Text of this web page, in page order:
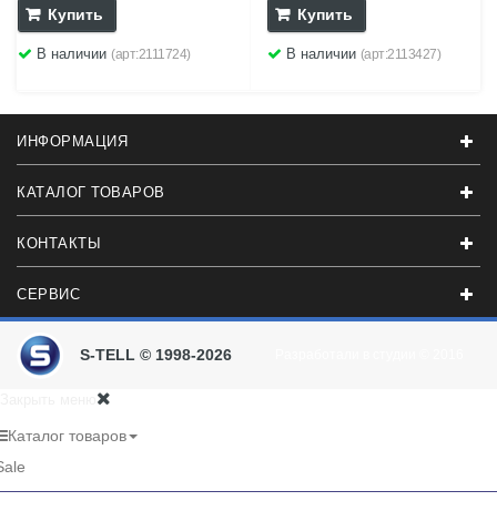
Купить
В наличии (арт:2111724)
Купить
В наличии (арт:2113427)
ИНФОРМАЦИЯ
КАТАЛОГ ТОВАРОВ
КОНТАКТЫ
СЕРВИС
S-TELL © 1998-2026
Каталог товаров